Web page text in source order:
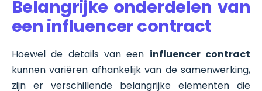
Belangrijke onderdelen van
een influencer contract
Hoewel de details van een influencer contract
kunnen variëren afhankelijk van de samenwerking,
zijn er verschillende belangrijke elementen die